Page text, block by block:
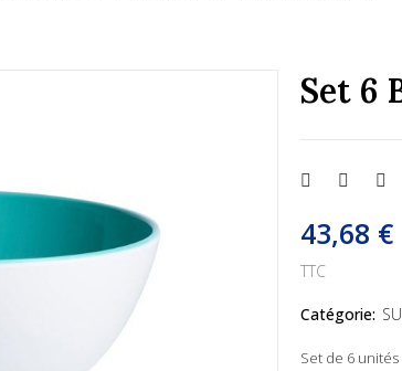
Set 6
43,68 €
TTC
Catégorie:
Set de 6